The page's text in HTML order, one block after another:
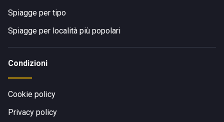
Spiagge per tipo
Spiagge per località più popolari
Condizioni
Cookie policy
Privacy policy